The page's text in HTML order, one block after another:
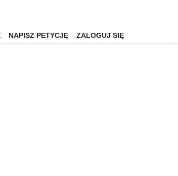
NAPISZ PETYCJĘ ZALOGUJ SIĘ